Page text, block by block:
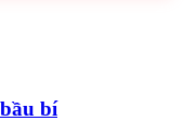
bí